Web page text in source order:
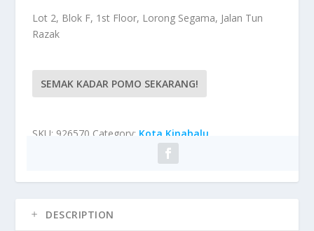
Lot 2, Blok F, 1st Floor, Lorong Segama, Jalan Tun
Razak
SEMAK KADAR POMO SEKARANG!
SKU: 926570 Category: Kota Kinabalu
DESCRIPTION